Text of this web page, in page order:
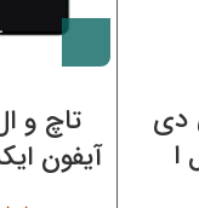
دی
ا
تاچ و
آیفون